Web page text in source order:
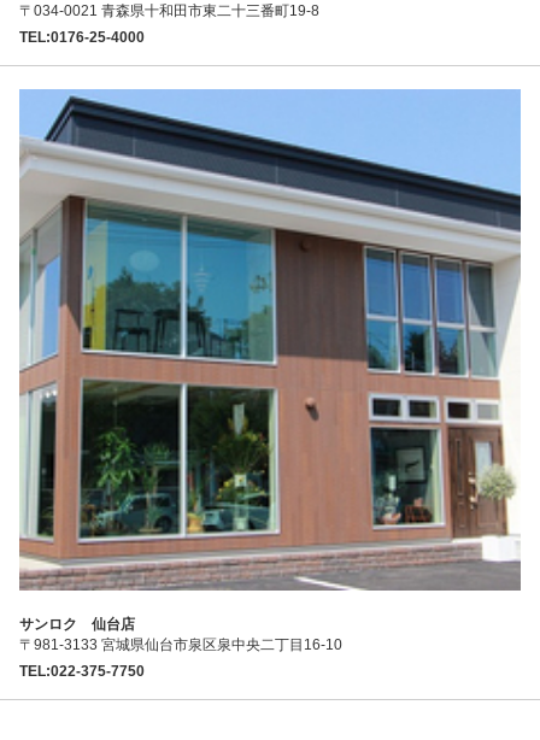
〒034-0021 青森県十和田市東二十三番町19-8
TEL:0176-25-4000
サンロク 仙台店
〒981-3133 宮城県仙台市泉区泉中央二丁目16-10
TEL:022-375-7750